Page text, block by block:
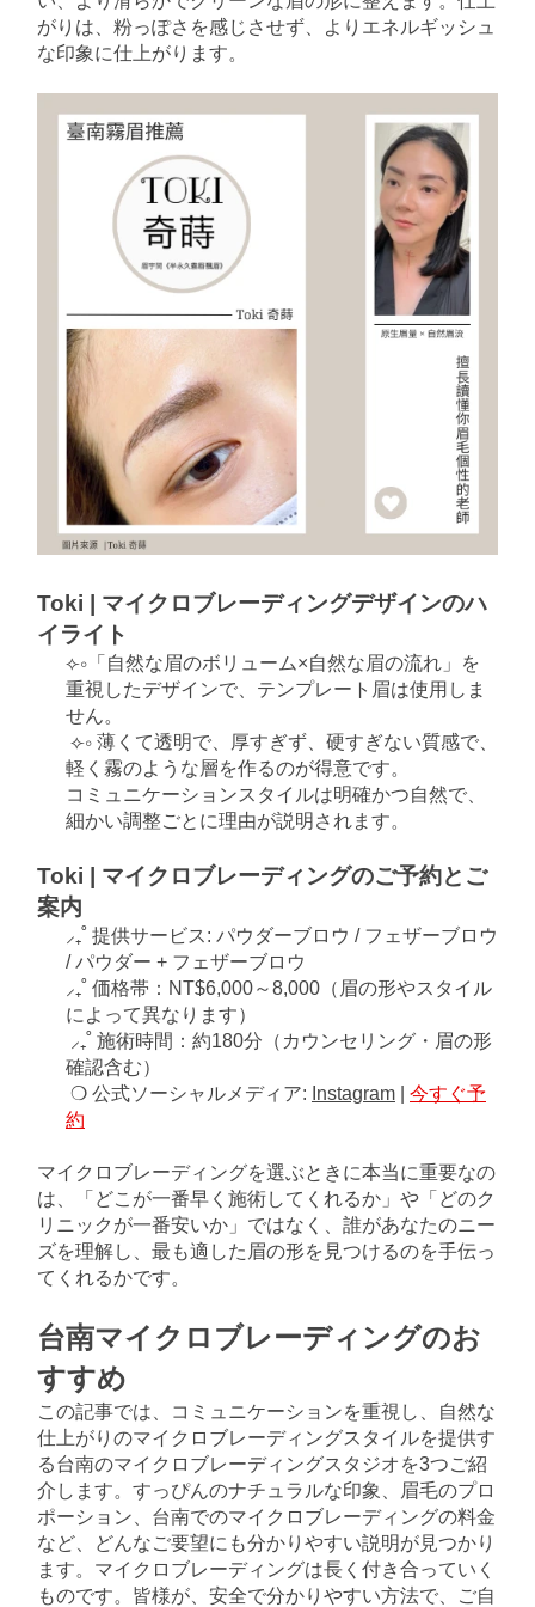
がりは、粉っぽさを感じさせず、よりエネルギッシュ
な印象に仕上がります。
Toki | マイクロブレーディングデザインのハ
イライト
⟣∘「自然な眉のボリューム×自然な眉の流れ」を
重視したデザインで、テンプレート眉は使用しま
せん。
⟣∘ 薄くて透明で、厚すぎず、硬すぎない質感で、
軽く霧のような層を作るのが得意です。
コミュニケーションスタイルは明確かつ自然で、
細かい調整ごとに理由が説明されます。
Toki | マイクロブレーディングのご予約とご
案内
⸝₊˚ 提供サービス: パウダーブロウ / フェザーブロウ
/ パウダー + フェザーブロウ
⸝₊˚ 価格帯：NT$6,000～8,000（眉の形やスタイル
によって異なります）
⸝₊˚ 施術時間：約180分（カウンセリング・眉の形
確認含む）
❍ 公式ソーシャルメディア: Instagram
今すぐ予
約
マイクロブレーディングを選ぶときに本当に重要なの
は、「どこが一番早く施術してくれるか」や「どのク
リニックが一番安いか」ではなく、誰があなたのニー
ズを理解し、最も適した眉の形を見つけるのを手伝っ
てくれるかです。
台南マイクロブレーディングのお
すすめ
この記事では、コミュニケーションを重視し、自然な
仕上がりのマイクロブレーディングスタイルを提供す
る台南のマイクロブレーディングスタジオを3つご紹
介します。すっぴんのナチュラルな印象、眉毛のプロ
ポーション、台南でのマイクロブレーディングの料金
など、どんなご要望にも分かりやすい説明が見つかり
ます。マイクロブレーディングは長く付き合っていく
ものです。皆様が、安全で分かりやすい方法で、ご自